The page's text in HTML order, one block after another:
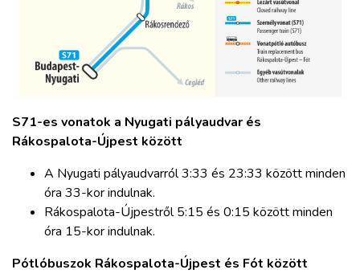
S71-es vonatok a Nyugati pályaudvar és
Rákospalota-Újpest között
A Nyugati pályaudvarról 3:33 és 23:33 között minden
óra 33-kor indulnak.
Rákospalota-Újpestről 5:15 és 0:15 között minden
óra 15-kor indulnak.
Pótlóbuszok Rákospalota-Újpest és Fót között